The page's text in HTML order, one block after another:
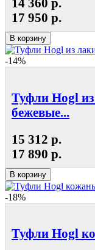
14 360 р.
17 950 р.
В корзину
-14%
Туфли Hogl
бежевые...
15 312 р.
17 890 р.
В корзину
-18%
Туфли Hogl